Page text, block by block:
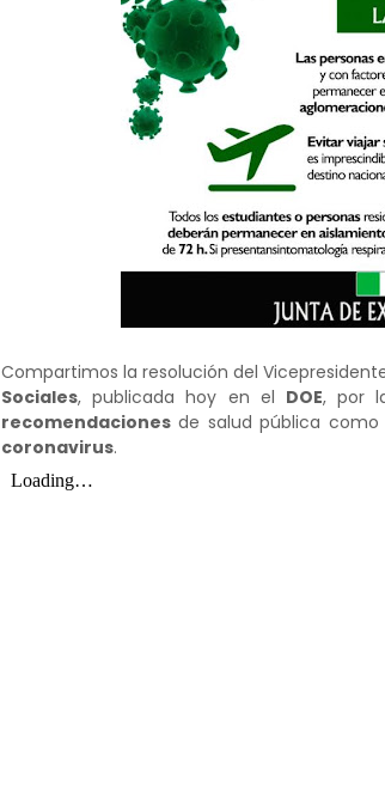
Compartimos la resolución del
Sociales, publicada hoy en el DOE, por
recomendaciones de salud pública
coronavirus.